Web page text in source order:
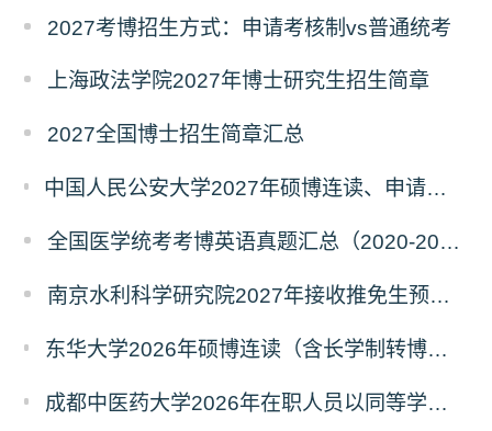
2027考博招生方式：申请考核制vs普通统考
上海政法学院2027年博士研究生招生简章
2027全国博士招生简章汇总
中国人民公安大学2027年硕博连读、申请考核、本科直博博士研究生招生报名事宜的通知
全国医学统考考博英语真题汇总（2020-2026年）
南京水利科学研究院2027年接收推免生预报名公告
东华大学2026年硕博连读（含长学制转博）博士研究生拟录取名单公示
成都中医药大学2026年在职人员以同等学力申请中西医结合博士学术学位招生章程